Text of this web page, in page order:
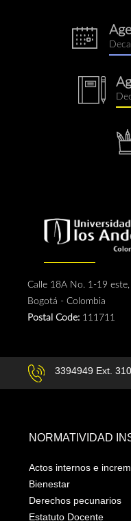
Calle 18A No. 1-19 este,
Bogotá - Colombia
Postal Code: 111711
3394949 Ext.
NORMATIVIDAD
Actos internos e
Bienestar
Derechos pecunarios
Estatuto Docente